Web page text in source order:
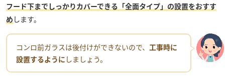
フード下までしっかりカバーできる「全面タイプ」の設置をおすす
め します。
コンロ前ガラスは後付けができないので、 工事時に
設置するように しましょう。